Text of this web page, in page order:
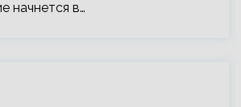
начнется в…